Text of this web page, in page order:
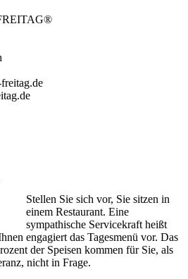
Stellen Sie sich vor, Sie sitzen in
einem Restaurant. Eine
sympathische Servicekraft heißt
engagiert das Tagesmenü vor. Das
der Speisen kommen für Sie, als
nicht in Frage.